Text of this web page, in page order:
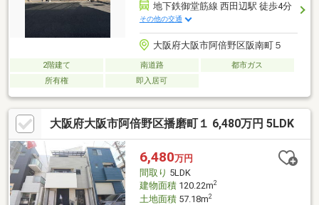
地下鉄御堂筋線 西田辺駅 徒歩4分
その他の交通
大阪府大阪市阿倍野区阪南町５
2階建て 南道路
都市ガス
所有権
即入居可
大阪府大阪市阿倍野区播磨町１ 6,480万円 5LDK
6,480万円
間取り 5LDK
建物面積120.22m2
土地面積57.18m2